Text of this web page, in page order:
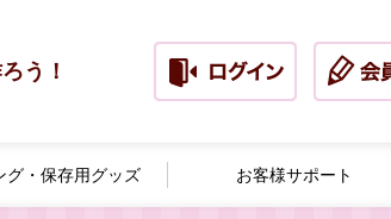
う！
グ・ 保存用グッズ お客様サポート